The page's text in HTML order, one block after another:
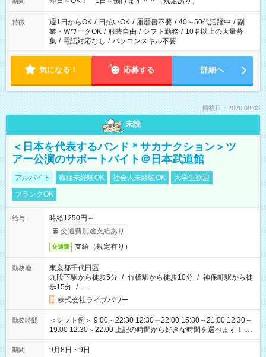
特徴 週1日からOK / 日払いOK / 履歴書不要 / 40～50代活躍中 / 副
業・WワークOK / 服装自由 / シフト勤務 / 10名以上の大量募
集 / 電話対応なし / パソコンスキル不要
気になる！ 応募する 詳細へ
掲載日：2026.08.03
未読
＜日本を代表するバンド＊サカナクション＞ツ
アー公演のサポートバイト＠日本武道館
アルバイト 職種未経験OK 社会人未経験OK
大学生歓迎
ブランクOK
給与
時給1250円～
交通費別途支給あり
交通費 支給（規定有り）
勤務地
東京都千代田区
九段下駅から徒歩5分 / 竹橋駅から徒歩10分 / 神保町駅から徒
歩15分 / …
株式会社ライブパワー
勤務時間
＜シフト例＞ 9:00～22:30 12:30～22:00 15:30～21:00 12:30～
19:00 12:30～22:00 上記の時間から好きな時間を選べます！ ※
時間は変更となる可能性があります
期間 9月8日・9日